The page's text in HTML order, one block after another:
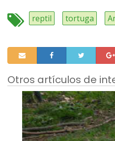
reptil tortuga
Otros artículos de